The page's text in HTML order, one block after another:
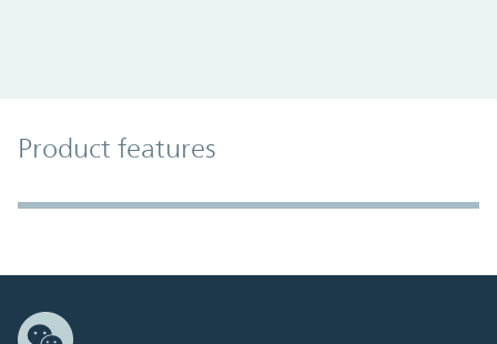
Product Features
Product features
Accordion Section